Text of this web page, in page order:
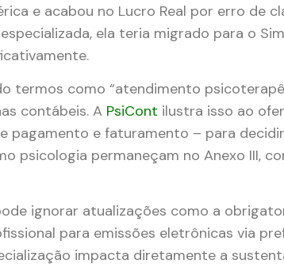
e acabou no Lucro Real por erro de
ela teria migrado para o
termos como “atendimento
contábeis. A PsiCont ilustra isso ao
pagamento e faturamento – para
psicologia permaneçam no Anexo III,
ignorar atualizações como a
para emissões eletrônicas via
impacta diretamente a